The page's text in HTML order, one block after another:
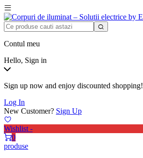
Contul meu
Hello, Sign in
Sign up now and enjoy discounted shopping!
Log In
New Customer? Sign Up
Wishlist -
0
produse